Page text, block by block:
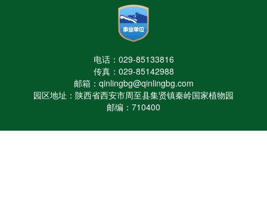
电话：029-85133816
传真：029-85142988
邮箱：qinlingbg@qinlingbg.com
园区地址：陕西省西安市周至县集贤镇秦岭国家植物园
邮编：710400